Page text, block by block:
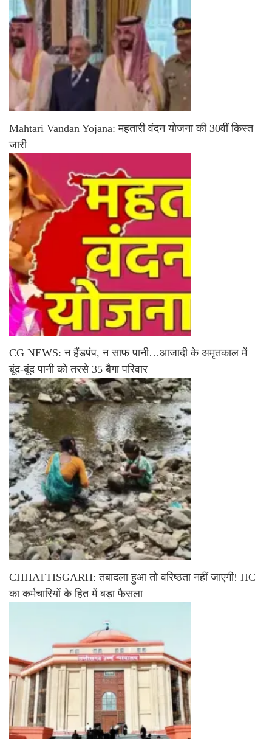
Mahtari Vandan Yojana: महतारी वंदन योजना की 30वीं किस्त
जारी
CG NEWS: न हैंडपंप, न साफ पानी…आजादी के अमृतकाल में
बूंद-बूंद पानी को तरसे 35 बैगा परिवार
CHHATTISGARH: तबादला हुआ तो वरिष्ठता नहीं जाएगी! HC
का कर्मचारियों के हित में बड़ा फैसला